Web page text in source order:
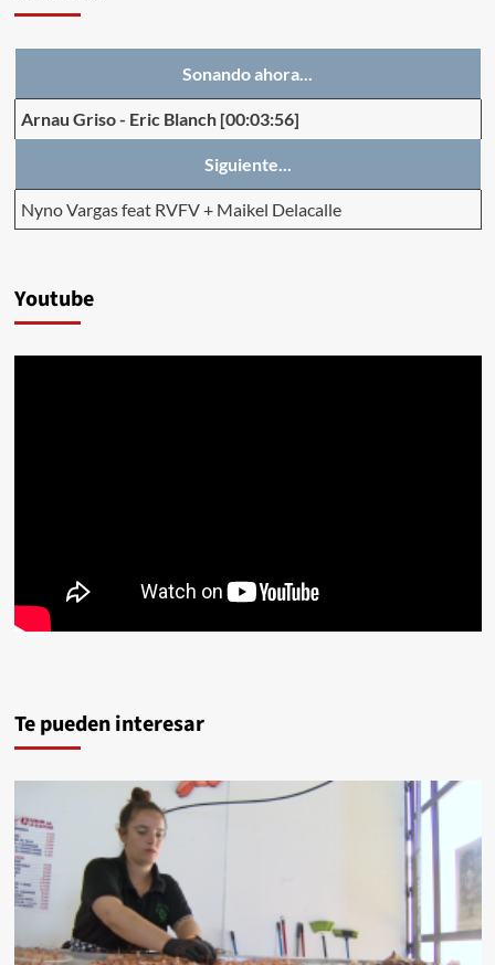
Sonando ahora...
Arnau Griso- Eric Blanch [00:03:56]
Siguiente...
Nyno Vargas feat RVFV + Maikel Delacalle
Youtube
Te pueden interesar